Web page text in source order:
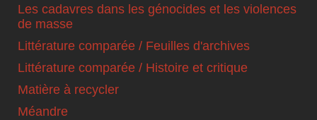
Les cadavres dans les génocides et les violences
de masse
Littérature comparée / Feuilles d'archives
Littérature comparée / Histoire et critique
Matière à recycler
Méandre